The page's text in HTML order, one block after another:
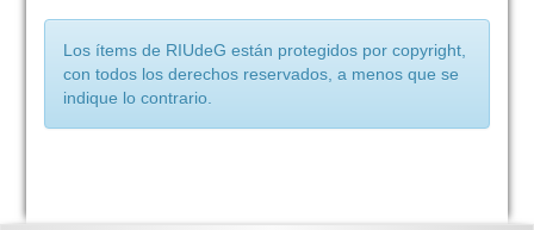
Los ítems de RIUdeG están protegidos por copyright,
con todos los derechos reservados, a menos que se
indique lo contrario.